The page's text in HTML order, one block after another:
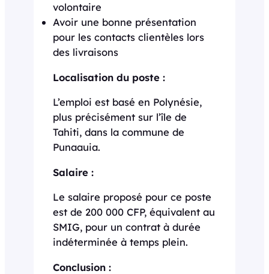
volontaire
Avoir une bonne présentation
pour les contacts clientèles lors
des livraisons
Localisation du poste :
L’emploi est basé en Polynésie,
plus précisément sur l’île de
Tahiti, dans la commune de
Punaauia.
Salaire :
Le salaire proposé pour ce poste
est de 200 000 CFP, équivalent au
SMIG, pour un contrat à durée
indéterminée à temps plein.
Conclusion :